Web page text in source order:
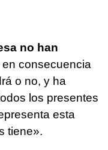
no han
en consecuencia
o no, y ha
los presentes
esta
tiene».